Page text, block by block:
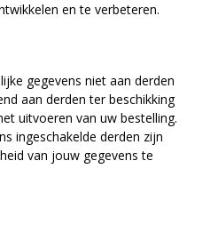
en te verbeteren.
gegevens niet aan derden
aan derden ter beschikking
uitvoeren van uw bestelling.
ingeschakelde derden zijn
van jouw gegevens te